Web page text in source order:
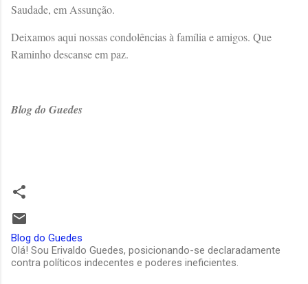
Saudade, em Assunção.
Deixamos aqui nossas condolências à família e amigos. Que
Raminho descanse em paz.
Blog do Guedes
Blog do Guedes
Olá! Sou Erivaldo Guedes, posicionando-se declaradamente
contra políticos indecentes e poderes ineficientes.